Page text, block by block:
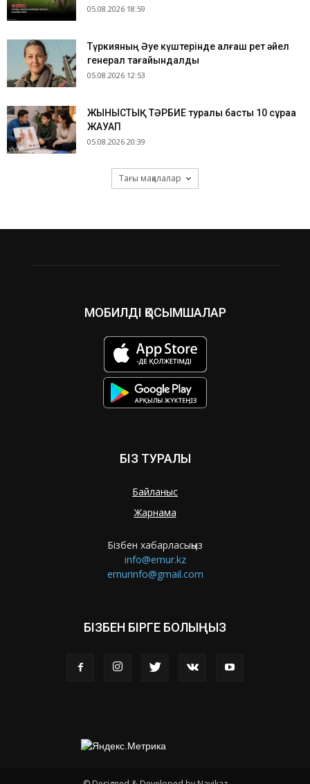
05.08.2026 18:59
Түркияның Әуе күштерінде алғаш рет әйел
генерал тағайындалды
05.08.2026 12:53
ЖЫНЫСТЫҚ ТӘРБИЕ туралы басты 10 сұраққа
ЖАУАП
05.08.2026 20:39
Тағы мақалалар
МОБИЛДІ ҚОСЫМШАЛАР
БІЗ ТУРАЛЫ
Байланыс
Жарнама
Бізбен хабарласыңыз
info@ernur.kz
ernurinfo@gmail.com
БІЗБЕН БІРГЕ БОЛЫҢЫЗ